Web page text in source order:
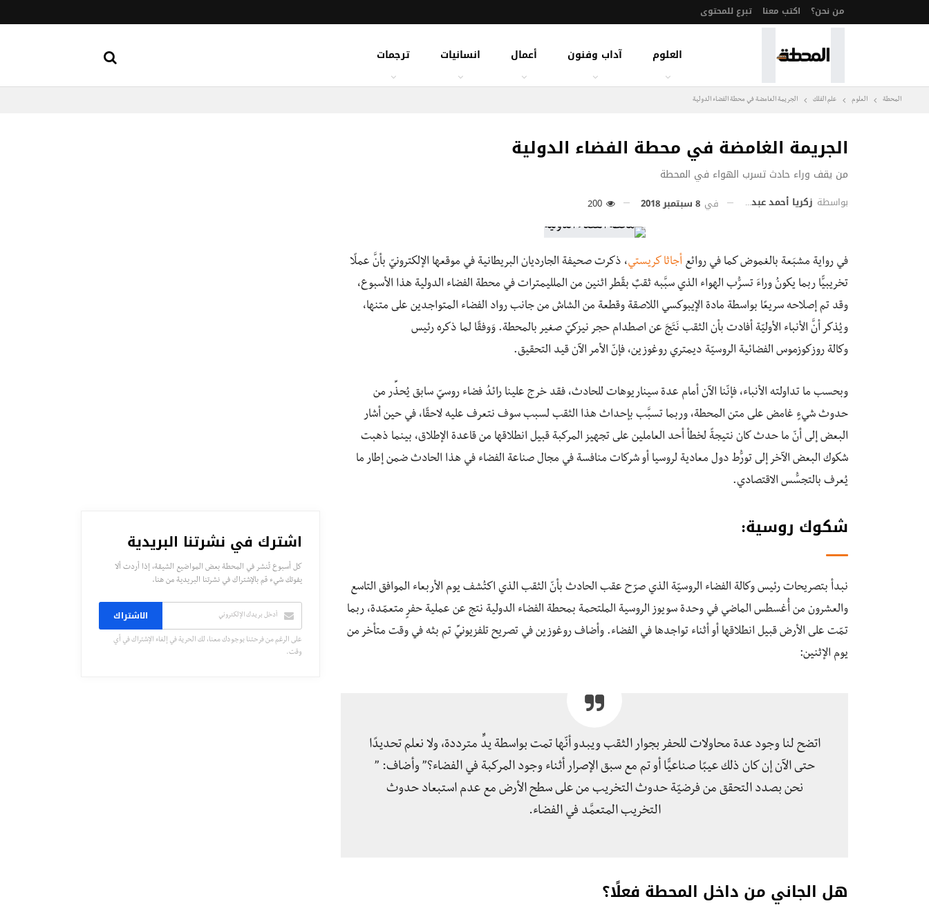
من نحن؟ اكتب معنا تبرع للمحتوى
العلوم آداب وفنون أعمال انسانيات ترجمات
المحطة العلوم علم الفلك الجريمة الغامضة في محطة الفضاء الدولية
الجريمة الغامضة في محطة الفضاء الدولية
من يقف وراء حادث تسرب الهواء في المحطة
بواسطة زكريا أحمد عبد المطلب في 8 سبتمبر 2018
في رواية مشبَعة بالغموض كما في روائع أجاثا كريستي، ذكرت صحيفة الجارديان البريطانية في موقعها الإلكترونيّ بأنَّ عملًا
تخريبيًّا ربما يكونُ وراءَ تسرُّب الهواء الذي سبَّبه ثقبٌ بقًطر اثنين من الملليمترات في محطة الفضاء الدولية هذا الأسبوع،
وقد تم إصلاحه سريعًا بواسطة مادة الإيبوكسي اللاصقة وقطعة من الشاش من جانب رواد الفضاء المتواجدين على متنها،
ويُذكر أنَّ الأنباء الأوليّة أفادت بأن الثقب نَتَجَ عن اصطدام حجر نيزكيّ صغير بالمحطة. وَوفقًا لما ذكره رئيس
وكالة روزكوزموس الفضائية الروسيّة ديمتري روغوزين، فإنّ الأمر الآن قيد التحقيق.
وبحسب ما تداولته الأنباء، فإنّنا الآن أمام عدة سيناريوهات للحادث، فقد خرج علينا رائدُ فضاء روسيّ سابق يُحذِّر من
حدوث شيءٍ غامض على متن المحطة، وربما تسبَّب بإحداث هذا الثقب لسبب سوف نتعرف عليه لاحقًا، في حين أشار
البعض إلى أنّ ما حدث كان نتيجةً لخطأ أحد العاملين على تجهيز المركبة قبيل انطلاقها من قاعدة الإطلاق، بينما ذهبت
شكوك البعض الآخر إلى تورُّط دول معادية لروسيا أو شركات منافسة في مجال صناعة الفضاء في هذا الحادث ضمن إطار ما
يُعرف بالتجسُّس الاقتصادي.
شكوك روسية:
نبدأ بتصريحات رئيس وكالة الفضاء الروسيّة الذي صرّح عقب الحادث بأنّ الثقب الذي اكتُشف يوم الأربعاء الموافق التاسع
والعشرون من أُغسطس الماضي في وحدة سويوز الروسية الملتحمة بمحطة الفضاء الدولية نتج عن عملية حفرٍ متعمّدة، ربما
تمّت على الأرض قبيل انطلاقها أو أثناء تواجدها في الفضاء. وأضاف روغوزين في تصريح تلفزيونيِّ تم بثه في وقت متأخر من
يوم الإثنين:
اتضح لنا وجود عدة محاولات للحفر بجوار الثقب ويبدو أنّها تمت بواسطة يدٍّ مترددة، ولا نعلم تحديدًا
حتى الآن إن كان ذلك عيبًا صناعيًّا أو تم مع سبق الإصرار أثناء وجود المركبة في الفضاء؟” وأضاف: ”
نحن بصدد التحقق من فرضيّة حدوث التخريب من على سطح الأرض مع عدم استبعاد حدوث
التخريب المتعمَّد في الفضاء.
هل الجاني من داخل المحطة فعلًا؟
اشترك في نشرتنا البريدية
كل أسبوع تُنشر في المحطة بعض المواضيع الشيقة، إذا أردت ألا
يفوتك شيء قم بالإشتراك في نشرتنا البريدية من هنا.
الاشتراك
على الرغم من فرحتنا بوجودك معنا، لك الحرية في إلغاء الإشتراك في أي
وقت.